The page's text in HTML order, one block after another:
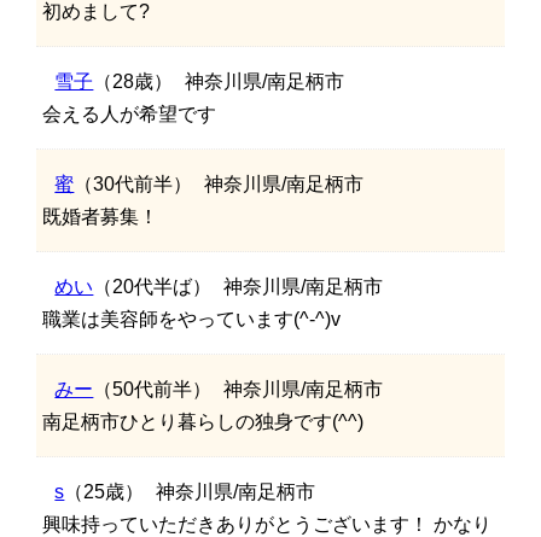
初めまして?
雪子 （28歳）
神奈川県/南足柄市
会える人が希望です
蜜 （30代前半）
神奈川県/南足柄市
既婚者募集！
めい （20代半ば）
神奈川県/南足柄市
職業は美容師をやっています(^-^)v
みー （50代前半）
神奈川県/南足柄市
南足柄市ひとり暮らしの独身です(^^)
s （25歳）
神奈川県/南足柄市
興味持っていただきありがとうございます！ かなり